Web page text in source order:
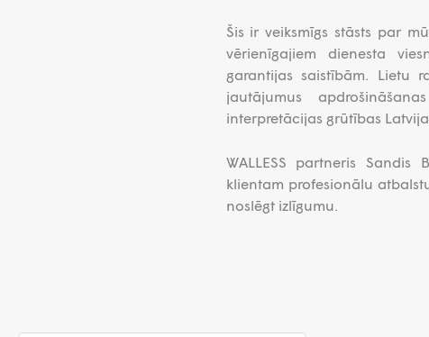
Šis ir veiksmīgs stāsts par
vērienīgajiem dienesta
garantijas saistībām. Lietu
jautājumus
interpretācijas grūtības
WALLESS partneris
klientam profesionālu
noslēgt izlīgumu.